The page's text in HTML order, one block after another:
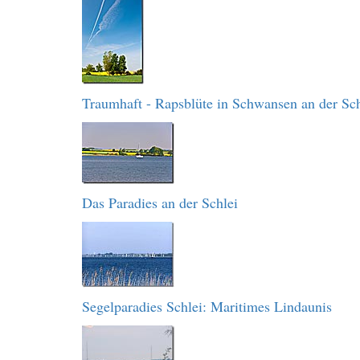
Traumhaft - Rapsblüte in Schwansen an der
Das Paradies an der Schlei
Segelparadies Schlei: Maritimes Lindaunis